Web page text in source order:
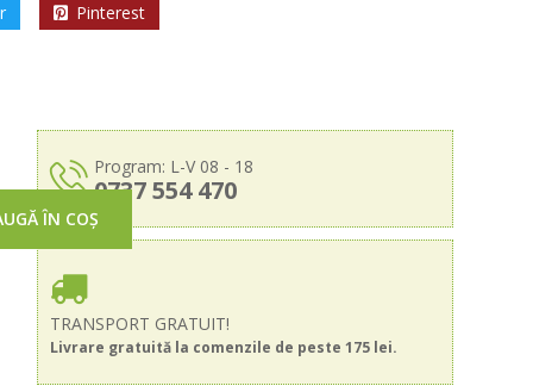
Pinterest
Program: L-V 08 - 18
0737 554 470
TRANSPORT GRATUIT!
Livrare gratuită la comenzile de peste 175 lei.
ÎN COȘ